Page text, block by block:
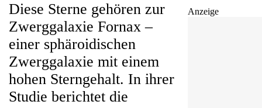
Anzeige
Diese Sterne gehören zur
Zwerggalaxie Fornax –
einer sphäroidischen
Zwerggalaxie mit einem
hohen Sterngehalt. In ihrer
Studie berichtet die